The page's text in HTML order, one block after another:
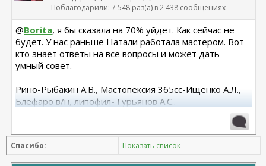
Поблагодарили: 7 548 раз(а) в 2 438 сообщениях
@Borita, я бы сказала на 70% уйдет. Как сейчас не
будет. У нас раньше Натали работала мастером. Вот
кто знает ответы на все вопросы и может дать
умный совет.
Рино-Рыбакин А.В., Мастопексия 365сс-Ищенко А.Л.,
Блефаро в/н, липофил- Гурьянов А.С..
Спасибо: Показать список